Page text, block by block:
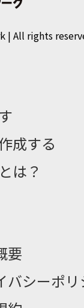
| All rights
成する
は？
要
バシーポ